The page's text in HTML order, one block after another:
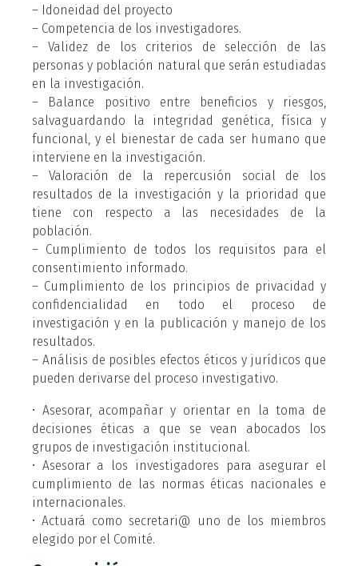
– Idoneidad del proyecto
– Competencia de los investigadores.
– Validez de los criterios de selección de las
personas y población natural que serán estudiadas
en la investigación.
– Balance positivo entre beneficios y riesgos,
salvaguardando la integridad genética, física y
funcional, y el bienestar de cada ser humano que
interviene en la investigación.
– Valoración de la repercusión social de los
resultados de la investigación y la prioridad que
tiene con respecto a las necesidades de la
población.
– Cumplimiento de todos los requisitos para el
consentimiento informado.
– Cumplimiento de los principios de privacidad y
confidencialidad en todo el proceso de
investigación y en la publicación y manejo de los
resultados.
– Análisis de posibles efectos éticos y jurídicos que
pueden derivarse del proceso investigativo.
• Asesorar, acompañar y orientar en la toma de
decisiones éticas a que se vean abocados los
grupos de investigación institucional.
• Asesorar a los investigadores para asegurar el
cumplimiento de las normas éticas nacionales e
internacionales.
• Actuará como secretari@ uno de los miembros
elegido por el Comité.